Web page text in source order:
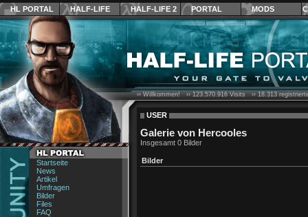
HL PORTAL HALF-LIFE HALF-LIFE 2 PORTAL MODS
Startseite
News
Artikel
Umfragen
Bilder
Files
FAQ
›› Willkommen! ››123.570.916Visits ››18.313
USER
Galerie von Hercooles
Insgesamt 0 Bilder
Bilder